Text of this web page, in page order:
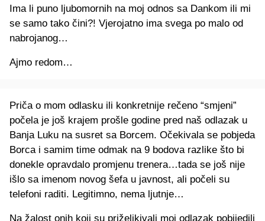
Ima li puno ljubomornih na moj odnos sa Dankom ili mi
se samo tako čini?! Vjerojatno ima svega po malo od
nabrojanog…
Ajmo redom…
Priča o mom odlasku ili konkretnije rečeno “smjeni”
počela je još krajem prošle godine pred naš odlazak u
Banja Luku na susret sa Borcem. Očekivala se pobjeda
Borca i samim time odmak na 9 bodova razlike što bi
donekle opravdalo promjenu trenera…tada se još nije
išlo sa imenom novog šefa u javnost, ali počeli su
telefoni raditi. Legitimno, nema ljutnje…
Na žalost onih koji su priželjkivali moj odlazak pobijedili